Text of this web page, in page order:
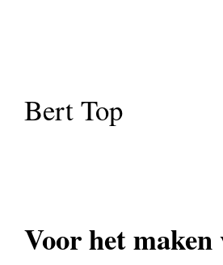
Bert Top
Voor het